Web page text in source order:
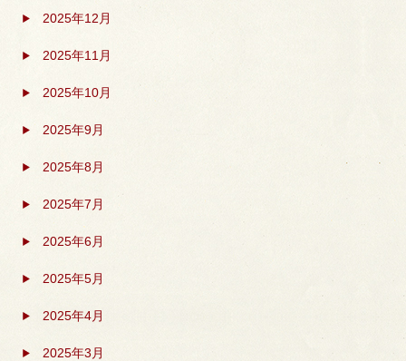
2025年12月
2025年11月
2025年10月
2025年9月
2025年8月
2025年7月
2025年6月
2025年5月
2025年4月
2025年3月